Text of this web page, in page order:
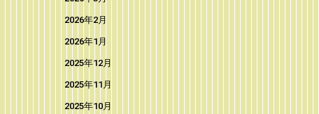
2026年2月
2026年1月
2025年12月
2025年11月
2025年10月